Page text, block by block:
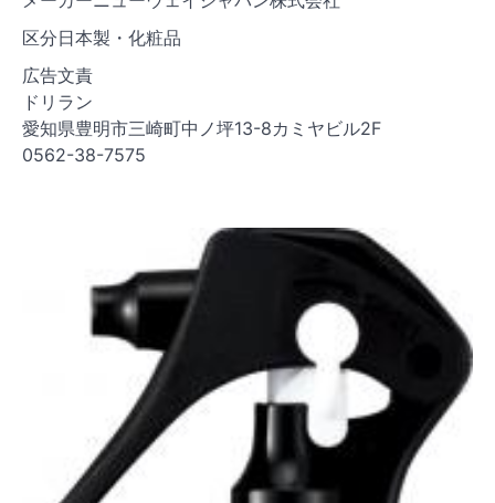
区分日本製・化粧品
広告文責
ドリラン
愛知県豊明市三崎町中ノ坪13-8カミヤビル2F
0562-38-7575